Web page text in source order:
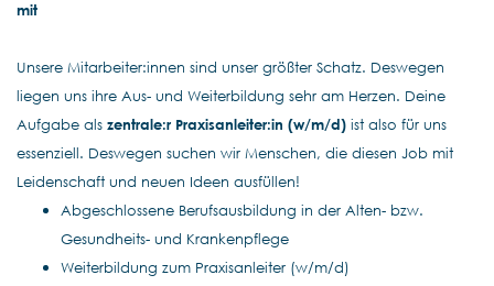
mit
Unsere Mitarbeiter:innen sind unser größter Schatz. Deswegen
liegen uns ihre Aus- und Weiterbildung sehr am Herzen. Deine
Aufgabe als zentrale:r Praxisanleiter:in (w/m/d) ist also für uns
essenziell. Deswegen suchen wir Menschen, die diesen Job mit
Leidenschaft und neuen Ideen ausfüllen!
Abgeschlossene Berufsausbildung in der Alten- bzw.
Gesundheits- und Krankenpflege
Weiterbildung zum Praxisanleiter (w/m/d)